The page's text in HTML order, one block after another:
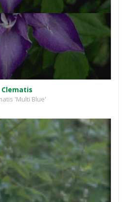
Clematis
'Multi Blue'